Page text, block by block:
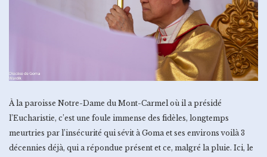
À la paroisse Notre-Dame du Mont-Carmel où il a présidé
l’Eucharistie, c’est une foule immense des fidèles, longtemps
meurtries par l’insécurité qui sévit à Goma et ses environs voilà 3
décennies déjà, qui a répondue présent et ce, malgré la pluie. Ici, le